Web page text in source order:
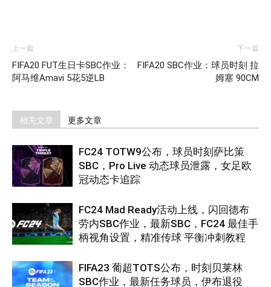
上一篇
FIFA20 FUT生日卡SBC作业：
阿马维Amavi 5花5逆LB
下一篇
FIFA20 SBC作业：球员时刻 拉
姆塞 90CM
相关文章 更多文章
FC24 TOTW9公布，球员时刻萨比策
SBC，Pro Live 动态球员泄露，女足欧
冠动态卡追踪
FC24 Mad Ready活动上线，闪回德布
劳内SBC作业，最新SBC，FC24 最佳手
柄视角设置，精准传球 平衡冲刺教程
FIFA23 葡超TOTS公布，时刻贝莱林
SBC作业，最新任务球员，伊布退役